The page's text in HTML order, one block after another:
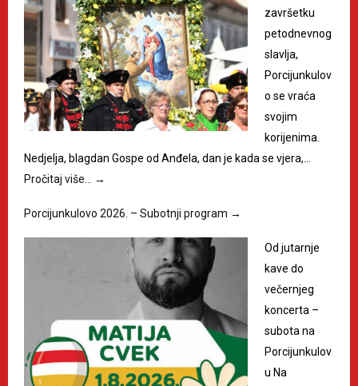
završetku
petodnevnog
slavlja,
Porcijunkulov
o se vraća
svojim
korijenima.
Nedjelja, blagdan Gospe od Anđela, dan je kada se vjera,…
Pročitaj više… →
Porcijunkulovo 2026. – Subotnji program →
Od jutarnje
kave do
večernjeg
koncerta –
subota na
Porcijunkulov
u Na